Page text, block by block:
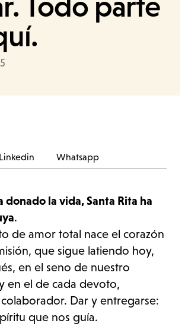
donado la vida, Santa Rita ha
.
de amor total nace el corazón
que sigue latiendo hoy,
en el seno de nuestro
en el de cada devoto,
Dar y entregarse:
que nos guía.
Linkedin
Linkedin Whatsapp
Whatsapp